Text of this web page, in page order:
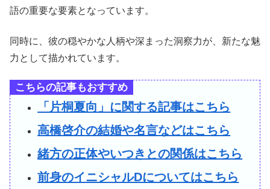
語の重要な要素となっています。
同時に、彼の穏やかな人柄や深まった洞察力が、新たな魅
力として描かれています。
こちらの記事もおすすめ
「片桐夏向」に関する記事はこちら
高橋啓介の結婚や名言などはこちら
緒方の正体やいつきとの関係はこちら
前身のイニシャルDについてはこちら